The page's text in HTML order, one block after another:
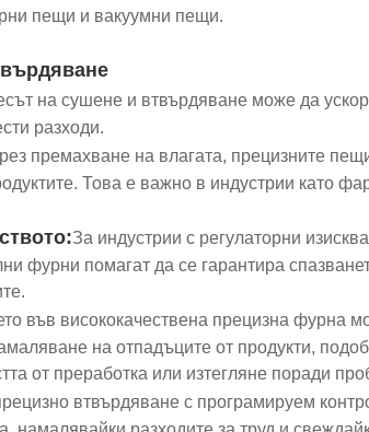
пещи и вакуумни пещи.
на сушене и втвърдяване може да
разходи.
премахване на влагата, прецизните
Това е важно в индустрии като
За индустрии с регулаторни
фурни помагат да се гарантира
във висококачествена прецизна фурна
на отпадъците от продукти,
от преработка или изтегляне поради
втвърдяване с програмируем